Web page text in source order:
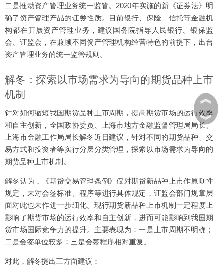
二是推动资产管理业务统一监管。2020年实施的新《证券法》明
确了资产管理产品的证券性质。目前银行、保险、信托等金融机
构都在开展资产管理业务，建议国务院指导人民银行、银保监
会、证监会，在兼顾不同资产管理机构经营特色的前提下，出台
资产管理业务的统一监管规则。
解冬：探索以市场需求为导向的期货品种上市
机制
针对如何缩短我国期货品种上市周期，提高期货市场的运行效率
和自主创新，全国政协委员、上海市地方金融监督管理局局长、
上海市金融工作局局长解冬近日建议，针对不同的期货品种、交
易方式和投资者等实行分层分类管理，探索以市场需求为导向的
期货品种上市机制。
解冬认为，《期货交易管理条例》仅对期货新品种上市作原则性
规定，未对会签标准、程序等进行具体规定，证监会部门规章层
面对此也未作进一步细化。现行期货新品种上市机制一定程度上
影响了期货市场的运行效率和自主创新，进而可能影响到我国期
货市场国际竞争力的提升。主要表现为：一是上市周期不明确；
二是会签单位较多；三是会签程序相对重复。
对此，解冬提出三方面建议：
︽
︾